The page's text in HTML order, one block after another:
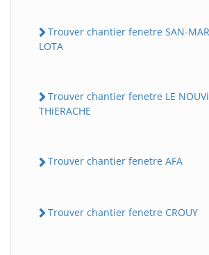
Trouver chantier fenetre SAN-
LOTA
Trouver chantier fenetre LE
THiERACHE
Trouver chantier fenetre AFA
Trouver chantier fenetre CROUY